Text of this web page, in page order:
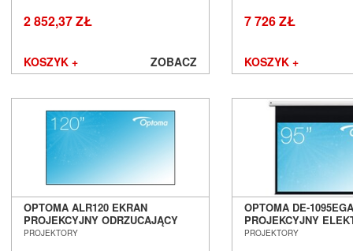
2 852,37 ZŁ
KOSZYK + ZOBACZ
7 726 ZŁ
KOSZYK +
OPTOMA ALR120 EKRAN
PROJEKCYJNY ODRZUCAJĄCY
ŚWIATŁO SALON POZNAŃ
PROJEKTORY
OPTOMA DE-
PROJEKCYJNY
SALON POZNAŃ
PROJEKTORY